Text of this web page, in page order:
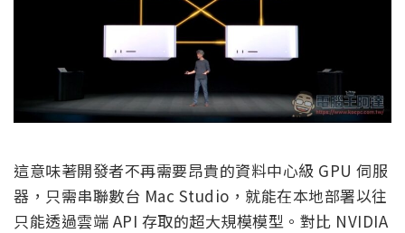
這意味著開發者不再需要昂貴的資料中心級 GPU 伺服
器，只需串聯數台 Mac Studio，就能在本地部署以往
只能透過雲端 API 存取的超大規模模型。對比 NVIDIA